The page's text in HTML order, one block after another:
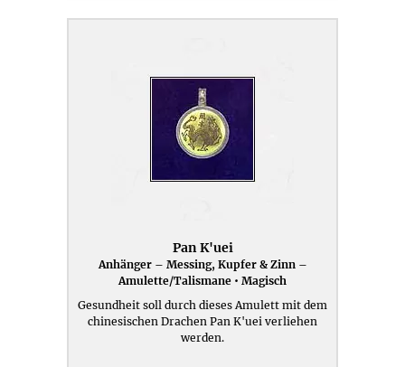
Pan K'uei
Anhänger – Messing, Kupfer & Zinn –
Amulette/Talismane • Magisch
Gesundheit soll durch dieses Amulett mit dem
chinesischen Drachen Pan K'uei verliehen
werden.